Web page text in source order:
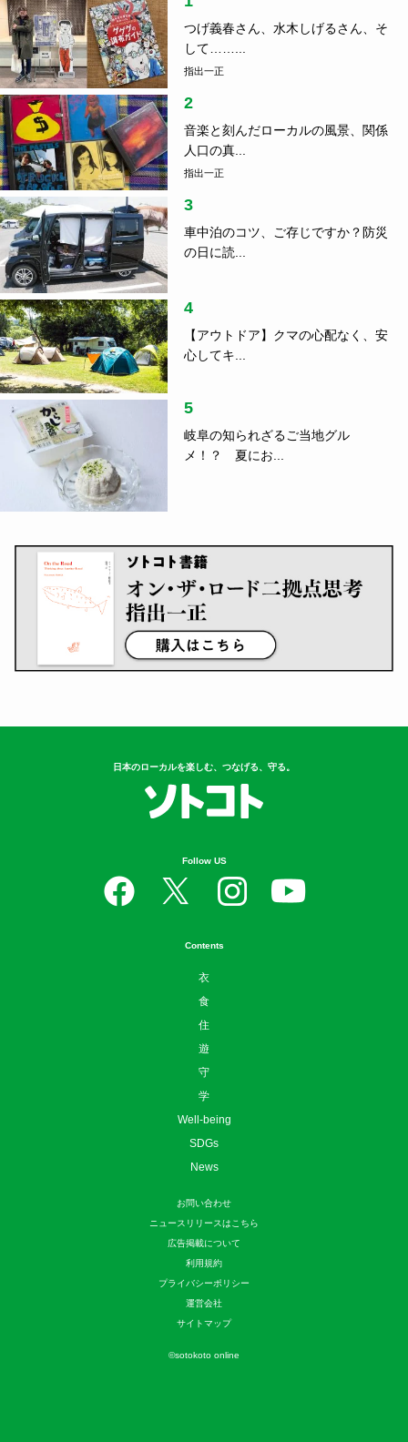
つげ義春さん、水木しげるさん、そ
して……...
指出一正
2
音楽と刻んだローカルの風景、関係
人口の真...
指出一正
3
車中泊のコツ、ご存じですか？防災
の日に読...
4
【アウトドア】クマの心配なく、安
心してキ...
5
岐阜の知られざるご当地グル
メ！？ 夏にお...
日本のローカルを楽しむ、つなげる、守る。
Follow US
Contents
衣
食
住
遊
守
学
Well-being
SDGs
News
お問い合わせ
ニュースリリースはこちら
広告掲載について
利用規約
プライバシーポリシー
運営会社
サイトマップ
©sotokoto online